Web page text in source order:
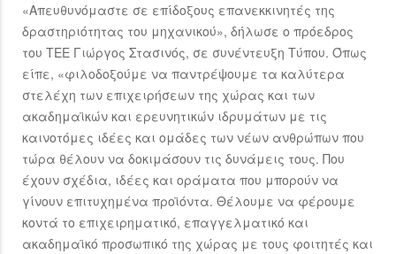
«Απευθυνόμαστε σε επίδοξους επανεκκινητές της
δραστηριότητας του μηχανικού», δήλωσε ο πρόεδρος
του ΤΕΕ Γιώργος Στασινός, σε συνέντευξη Τύπου. Όπως
είπε, «φιλοδοξούμε να παντρέψουμε τα καλύτερα
στελέχη των επιχειρήσεων της χώρας και των
ακαδημαϊκών και ερευνητικών ιδρυμάτων με τις
καινοτόμες ιδέες και ομάδες των νέων ανθρώπων που
τώρα θέλουν να δοκιμάσουν τις δυνάμεις τους. Που
έχουν σχέδια, ιδέες και οράματα που μπορούν να
γίνουν επιτυχημένα προϊόντα. Θέλουμε να φέρουμε
κοντά το επιχειρηματικό, επαγγελματικό και
ακαδημαϊκό προσωπικό της χώρας με τους φοιτητές και